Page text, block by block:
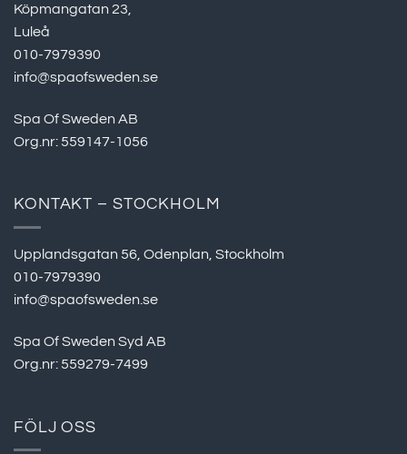
Köpmangatan 23,
Luleå
010-7979390
info@spaofsweden.se
Spa Of Sweden AB
Org.nr: 559147-1056
KONTAKT – STOCKHOLM
Upplandsgatan 56, Odenplan, Stockholm
010-7979390
info@spaofsweden.se
Spa Of Sweden Syd AB
Org.nr: 559279-7499
FÖLJ OSS